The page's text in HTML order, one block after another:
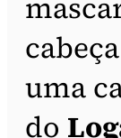
uma
do